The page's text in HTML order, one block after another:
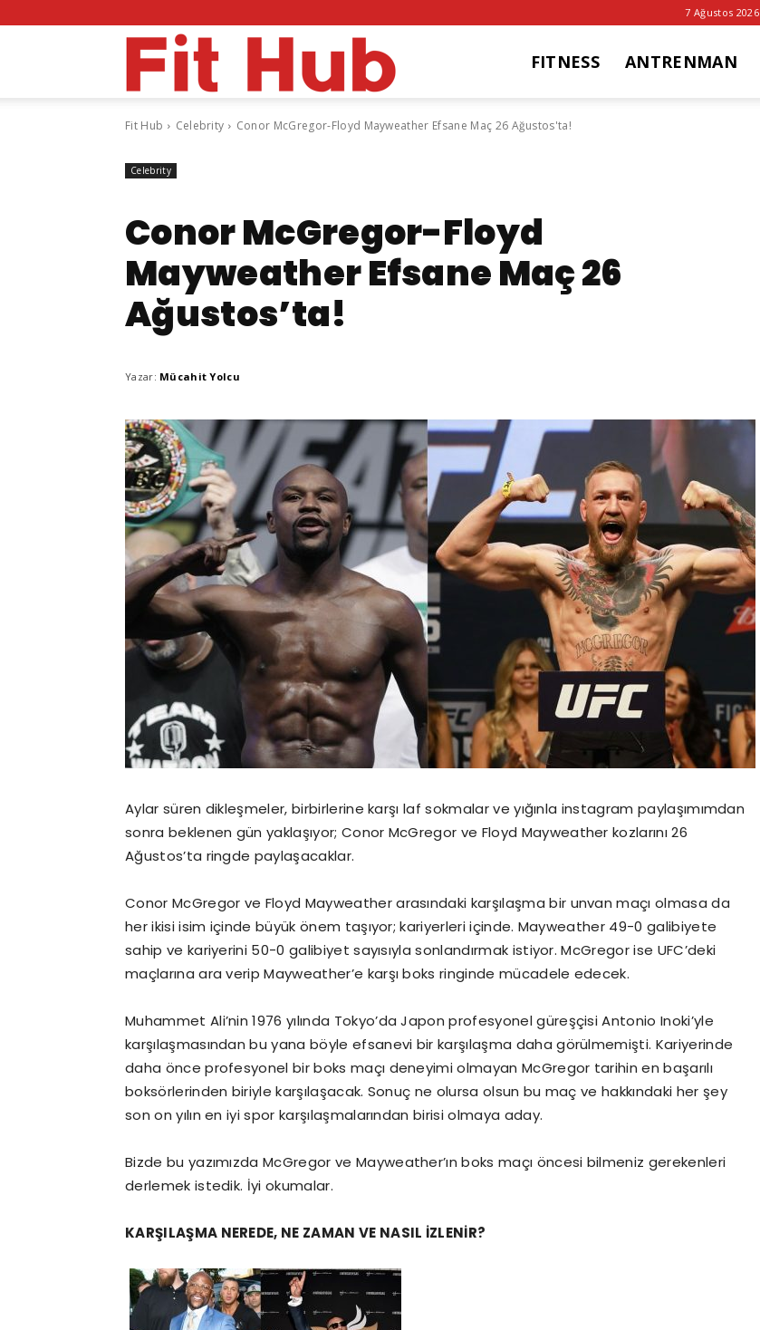
7 Ağustos 2026
Hub
FITNESS ANTRENMAN
Fit Hub Celebrity Conor McGregor-Floyd Mayweather Efsane Maç 26 Ağustos'ta!
Celebrity
Conor McGregor-Floyd
Mayweather Efsane Maç 26
Ağustos’ta!
Yazar: Mücahit Yolcu
Aylar süren dikleşmeler, birbirlerine karşı laf sokmalar ve yığınla instagram paylaşımımdan
sonra beklenen gün yaklaşıyor; Conor McGregor ve Floyd Mayweather kozlarını 26
Ağustos’ta ringde paylaşacaklar.
Conor McGregor ve Floyd Mayweather arasındaki karşılaşma bir unvan maçı olmasa da
her ikisi isim içinde büyük önem taşıyor; kariyerleri içinde. Mayweather 49-0 galibiyete
sahip ve kariyerini 50-0 galibiyet sayısıyla sonlandırmak istiyor. McGregor ise UFC’deki
maçlarına ara verip Mayweather’e karşı boks ringinde mücadele edecek.
Muhammet Ali’nin 1976 yılında Tokyo’da Japon profesyonel güreşçisi Antonio Inoki’yle
karşılaşmasından bu yana böyle efsanevi bir karşılaşma daha görülmemişti. Kariyerinde
daha önce profesyonel bir boks maçı deneyimi olmayan McGregor tarihin en başarılı
boksörlerinden biriyle karşılaşacak. Sonuç ne olursa olsun bu maç ve hakkındaki her şey
son on yılın en iyi spor karşılaşmalarından birisi olmaya aday.
Bizde bu yazımızda McGregor ve Mayweather’ın boks maçı öncesi bilmeniz gerekenleri
derlemek istedik. İyi okumalar.
KARŞILAŞMA NEREDE, NE ZAMAN VE NASIL İZLENİR?